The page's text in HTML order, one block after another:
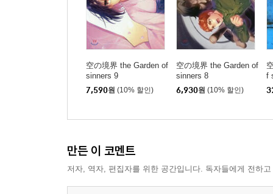
空の境界 the Garden of
sinners 9
7,590원 (10% 할인)
空の境界 the Garden of
sinners 8
6,930원 (10% 할인)
f
(
만든 이 코멘트
저자, 역자, 편집자를 위한 공간입니다. 독자들에게 전하